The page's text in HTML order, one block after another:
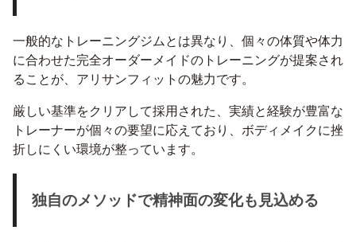
一般的なトレーニングジムとは異なり、個々の体質や体力
に合わせた完全オーダーメイドのトレーニングが提案され
ることが、アリサンフィットの魅力です。
厳しい基準をクリアして採用された、実績と経験が豊富な
トレーナーが個々の要望に応えており、ボディメイクに挫
折しにくい環境が整っています。
独自のメソッドで精神面の変化も見込める